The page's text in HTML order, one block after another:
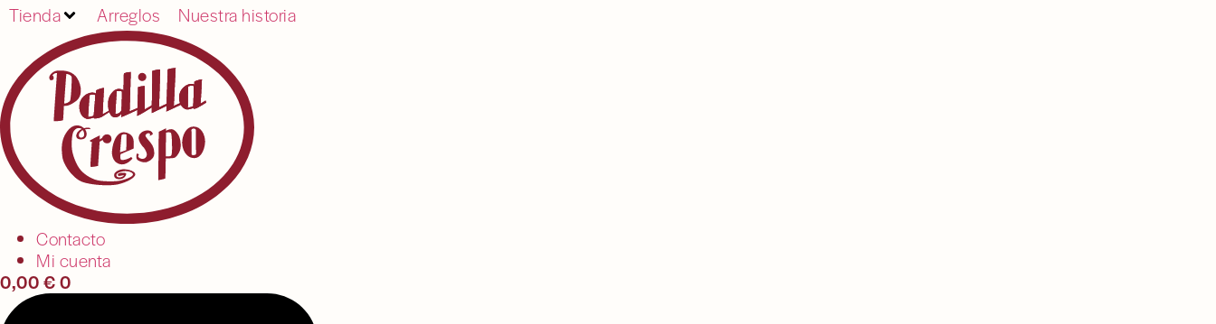
Tienda Arreglos Nuestra historia
Contacto
Mi cuenta
0,00€0